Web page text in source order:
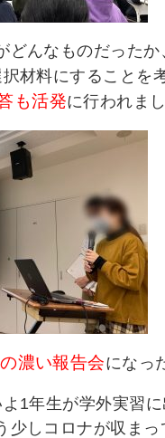
どんなものだったか
材料にすることを
も活発に行われま
濃い報告会になっ
1年生が学外実習に
少しコロナが収ま